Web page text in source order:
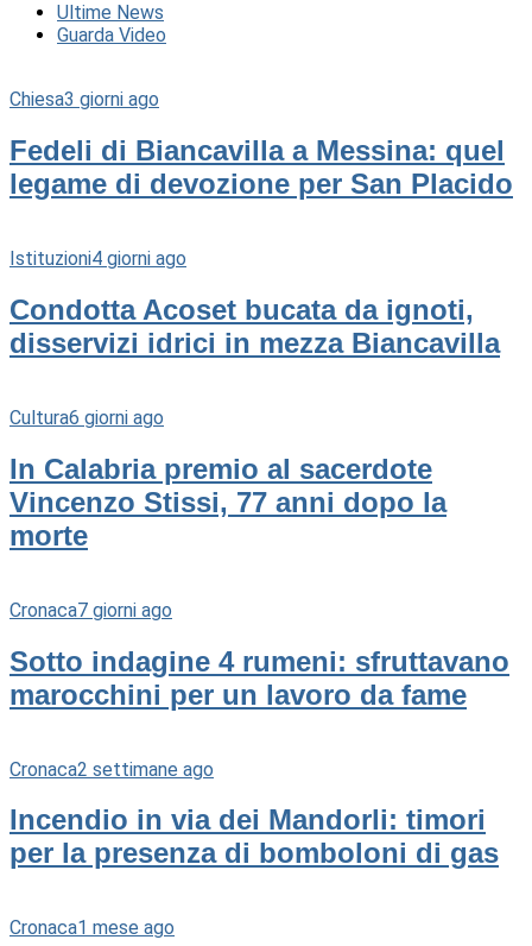
Ultime News
Guarda Video
Chiesa3 giorni ago
Fedeli di Biancavilla a Messina: quel
legame di devozione per San Placido
Istituzioni4 giorni ago
Condotta Acoset bucata da ignoti,
disservizi idrici in mezza Biancavilla
Cultura6 giorni ago
In Calabria premio al sacerdote
Vincenzo Stissi, 77 anni dopo la
morte
Cronaca7 giorni ago
Sotto indagine 4 rumeni: sfruttavano
marocchini per un lavoro da fame
Cronaca2 settimane ago
Incendio in via dei Mandorli: timori
per la presenza di bomboloni di gas
Cronaca1 mese ago